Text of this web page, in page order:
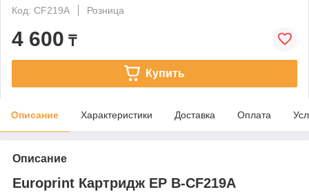
Код: CF219A
Розница
4 600 ₸
Купить
Описание Характеристики Доставка Оплата
Описание
Europrint Картридж EP B-CF219A